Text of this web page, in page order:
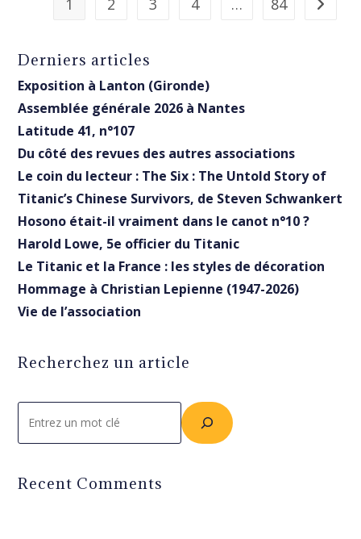
1 2 3 4 … 84 Aller à
Derniers articles
Exposition à Lanton (Gironde)
Assemblée générale 2026 à Nantes
Latitude 41, n°107
Du côté des revues des autres associations
Le coin du lecteur : The Six : The Untold Story of
Titanic’s Chinese Survivors, de Steven Schwankert
Hosono était-il vraiment dans le canot n°10 ?
Harold Lowe, 5e officier du Titanic
Le Titanic et la France : les styles de décoration
Hommage à Christian Lepienne (1947-2026)
Vie de l’association
Recherchez un article
Recent Comments